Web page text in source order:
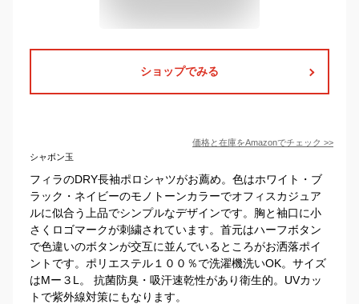
ショップでみる
価格と在庫をAmazonでチェック >>
シャボン玉
フィラのDRY長袖ポロシャツがお薦め。色はホワイト・ブ
ラック・ネイビーのモノトーンカラーでオフィスカジュア
ルに似合う上品でシンプルなデザインです。胸と袖口に小
さくロゴマークが刺繍されています。首元はハーフボタン
で色違いのボタンが交互に並んでいるところがお洒落ポイ
ントです。ポリエステル１００％で洗濯機洗いOK。サイズ
はMー３L。 抗菌防臭・吸汗速乾性があり衛生的。UVカッ
トで紫外線対策にもなります。